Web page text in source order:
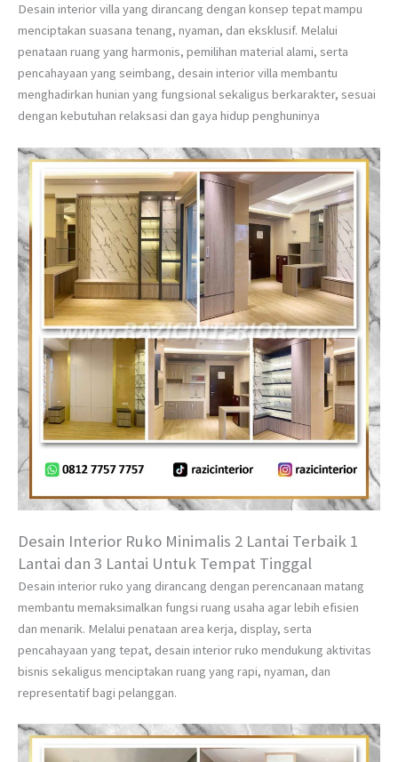
Desain interior villa yang dirancang dengan konsep tepat mampu
menciptakan suasana tenang, nyaman, dan eksklusif. Melalui
penataan ruang yang harmonis, pemilihan material alami, serta
pencahayaan yang seimbang, desain interior villa membantu
menghadirkan hunian yang fungsional sekaligus berkarakter, sesuai
dengan kebutuhan relaksasi dan gaya hidup penghuninya
Desain Interior Ruko Minimalis 2 Lantai Terbaik 1
Lantai dan 3 Lantai Untuk Tempat Tinggal
Desain interior ruko yang dirancang dengan perencanaan matang
membantu memaksimalkan fungsi ruang usaha agar lebih efisien
dan menarik. Melalui penataan area kerja, display, serta
pencahayaan yang tepat, desain interior ruko mendukung aktivitas
bisnis sekaligus menciptakan ruang yang rapi, nyaman, dan
representatif bagi pelanggan.